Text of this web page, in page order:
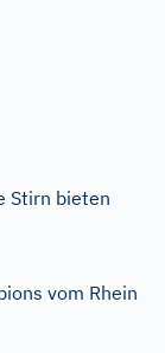
Stirn bieten
vom Rhein